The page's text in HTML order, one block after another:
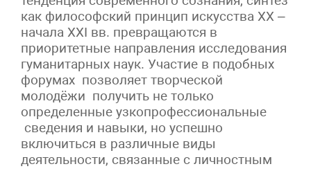
как философский принцип искусства ХХ –
начала ХХI вв. превращаются в
приоритетные направления исследования
гуманитарных наук. Участие в подобных
форумах позволяет творческой
молодёжи получить не только
определенные узкопрофессиональные
сведения и навыки, но успешно
включиться в различные виды
деятельности, связанные с личностным